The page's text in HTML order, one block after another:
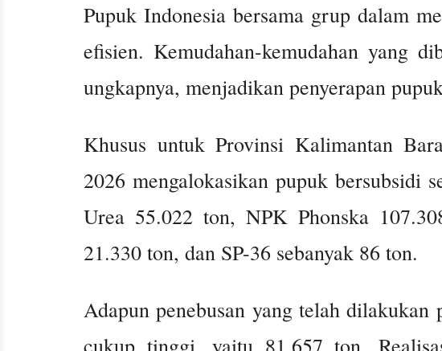
Pupuk Indonesia bersama grup dalam
efisien. Kemudahan-kemudahan yang
ungkapnya, menjadikan penyerapan
Khusus untuk Provinsi Kalimantan
2026 mengalokasikan pupuk bersubsidi
Urea 55.022 ton, NPK Phonska
21.330 ton, dan SP-36 sebanyak 86 ton.
Adapun penebusan yang telah